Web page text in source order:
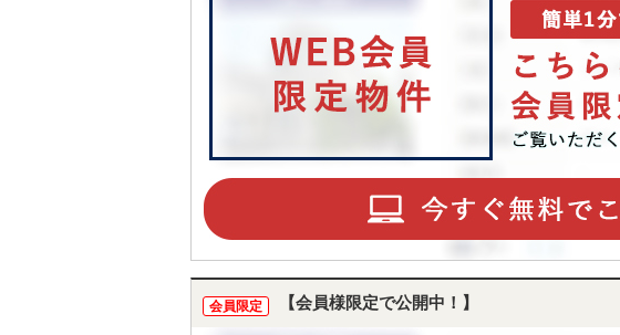
会員限定 【会員様限定で公開中！】